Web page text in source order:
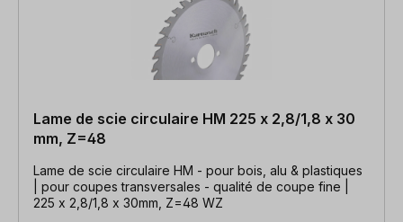
Lame de scie circulaire HM 225 x 2,8/1,8 x 30
mm, Z=48
Lame de scie circulaire HM - pour bois, alu & plastiques
| pour coupes transversales - qualité de coupe fine |
225 x 2,8/1,8 x 30mm, Z=48 WZ